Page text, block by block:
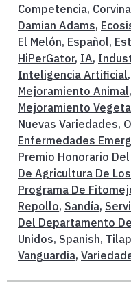
Competencia,
Damian Adams,
El Melón, Español,
HiPerGator, IA,
Inteligencia Artificial,
Mejoramiento Animal,
Mejoramiento
Nuevas Variedades,
Enfermedades
Premio Honorario
De Agricultura De
Programa De
Repollo, Sandía,
Del Departamento
Unidos, Spanish,
Vanguardia,